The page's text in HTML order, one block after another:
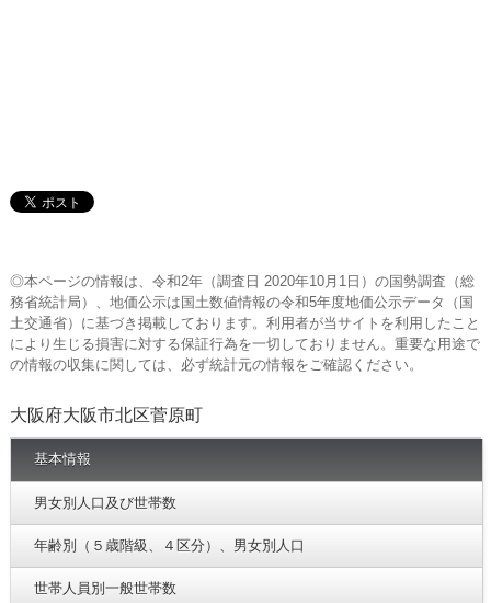
◎本ページの情報は、令和2年（調査日 2020年10月1日）の国勢調査（総
務省統計局）、地価公示は国土数値情報の令和5年度地価公示データ（国
土交通省）に基づき掲載しております。利用者が当サイトを利用したこと
により生じる損害に対する保証行為を一切しておりません。重要な用途で
の情報の収集に関しては、必ず統計元の情報をご確認ください。
大阪府大阪市北区菅原町
基本情報
男女別人口及び世帯数
年齢別（５歳階級、４区分）、男女別人口
世帯人員別一般世帯数